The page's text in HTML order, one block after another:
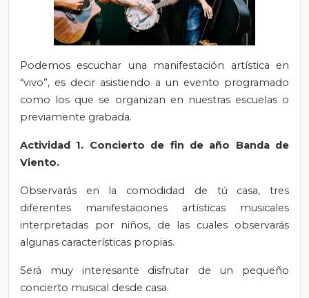
Podemos escuchar una manifestación artística en
“vivo”, es decir asistiendo a un evento programado
como los que se organizan en nuestras escuelas o
previamente grabada.
Actividad 1. Concierto de fin de año Banda de
Viento.
Observarás en la comodidad de tú casa, tres
diferentes manifestaciones artísticas musicales
interpretadas por niños, de las cuales observarás
algunas características propias.
Será muy interesante disfrutar de un pequeño
concierto musical desde casa.